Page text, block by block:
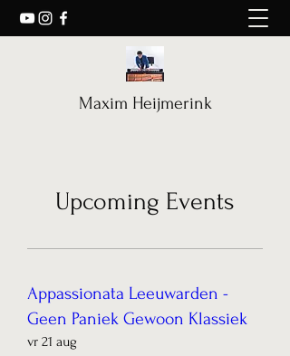
Maxim Heijmerink
Upcoming Events
Appassionata Leeuwarden -
Geen Paniek Gewoon Klassiek
vr 21 aug